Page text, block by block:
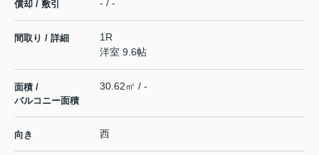
償却 / 敷引 - / -
間取り / 詳細
1R
洋室 9.6帖
面積 /
バルコニー面積
30.62㎡ / -
向き 西